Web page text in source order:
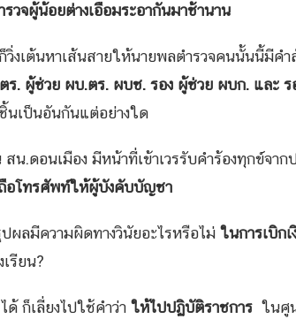
วจผู้น้อยต่างเอือมระอากันมาช้านาน
งเต้นหาเส้นสายให้นายพลตำรวจคนนั้นนี้มีคำ
ร. ผู้ช่วย ผบ.ตร. ผบช. รอง ผู้ช่วย ผบก. และ ร
นเป็นอันกันแต่อย่างใด
น.ดอนเมือง มีหน้าที่เข้าเวรรับคำร้องทุกข์จาก
อโทรศัพท์ให้ผู้บังคับบัญชา
ผลมีความผิดทางวินัยอะไรหรือไม่ ในการเบิกเ
รียน?
ก็เลี่ยงไปใช้คำว่า ให้ไปปฏิบัติราชการ ในศู